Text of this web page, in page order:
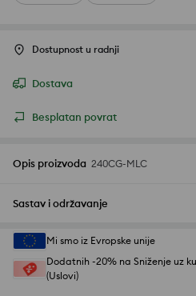
Dostupnost u radnji
Dostava
Besplatan povrat
Opis proizvoda 240CG-MLC
Sastav i održavanje
Mi smo iz Evropske unije
Dodatnih -20% na Sniženje uz
(Uslovi)